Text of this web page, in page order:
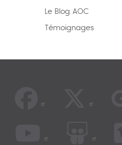
Le Blog AOC
Témoignages